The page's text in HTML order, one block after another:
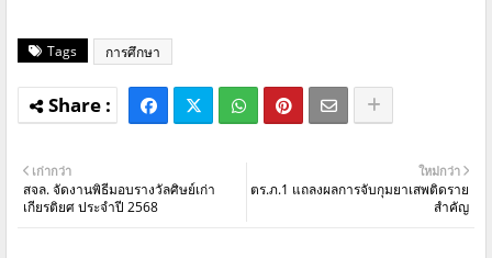
Tags การศึกษา
ใหม่กว่า
ตร.ภ.1 แถลงผลการจับกุมยาเสพติดราย
สำคัญ
เก่ากว่า
สจล. จัดงานพิธีมอบรางวัลศิษย์เก่า
เกียรติยศ ประจำปี 2568